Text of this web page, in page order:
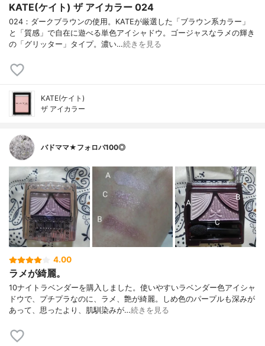
KATE(ケイト) ザ アイカラー 024
024：ダークブラウンの使用。KATEが厳選した「ブラウン系カラー」
と「質感」で自在に遊べる単色アイシャドウ。ゴージャスなラメの輝き
の「グリッター」タイプ。濃い…続きを見る
KATE(ケイト)
ザ アイカラー
バドママ★フォロバ100◎
4.00
ラメが綺麗。
10ナイトラベンダーを購入しました。使いやすいラベンダー色アイシャ
ドウで、プチプラなのに、ラメ、艶が綺麗。しめ色のパープルも深みが
あって、思ったより、肌馴染みが…続きを見る